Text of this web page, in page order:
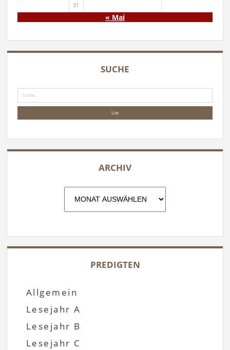
31
« Mai
SUCHE
ARCHIV
PREDIGTEN
Allgemein
Lesejahr A
Lesejahr B
Lesejahr C